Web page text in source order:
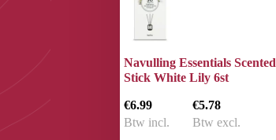
Navulling Essentials Scented
Stick White Lily 6st
€6.99
Btw incl.
€5.78
Btw excl.